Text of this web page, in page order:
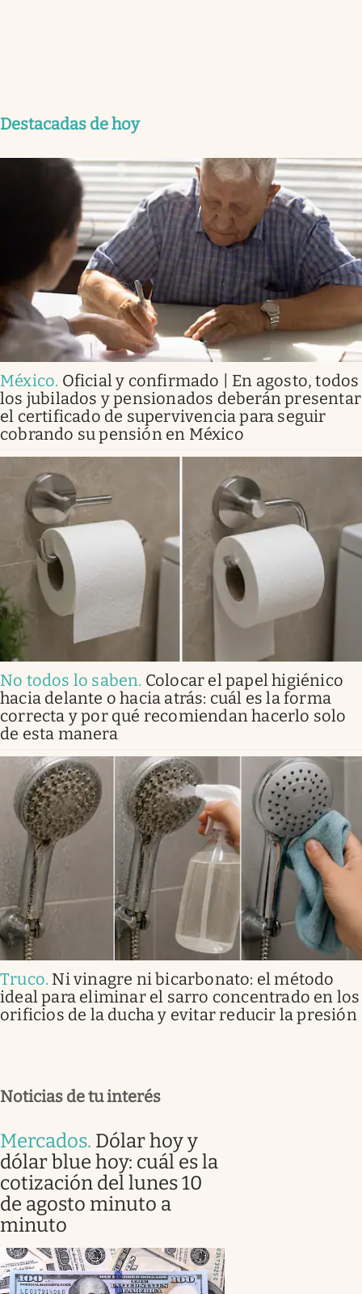
Destacadas de hoy
México. Oficial y confirmado | En agosto, todos
los jubilados y pensionados deberán presentar
el certificado de supervivencia para seguir
cobrando su pensión en México
No todos lo saben. Colocar el papel higiénico
hacia delante o hacia atrás: cuál es la forma
correcta y por qué recomiendan hacerlo solo
de esta manera
Truco. Ni vinagre ni bicarbonato: el método
ideal para eliminar el sarro concentrado en los
orificios de la ducha y evitar reducir la presión
Noticias de tu interés
Mercados. Dólar hoy y
dólar blue hoy: cuál es la
cotización del lunes 10
de agosto minuto a
minuto